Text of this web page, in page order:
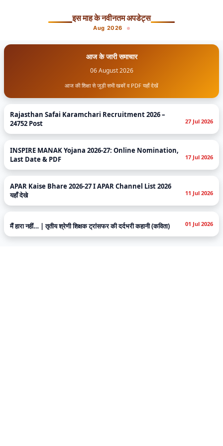
इस माह के नवीनतम अपडेट्स
Aug 2026
आज के जारी समाचार
06 August 2026
आज की शिक्षा से जुड़ी सभी खबरें व PDF यहाँ देखें
Rajasthan Safai Karamchari Recruitment 2026 –
24752 Post
27 Jul 2026
INSPIRE MANAK Yojana 2026-27: Online Nomination,
Last Date & PDF
17 Jul 2026
APAR Kaise Bhare 2026-27 I APAR Channel List 2026
यहाँ देखे
11 Jul 2026
मैं हारा नहीं… | तृतीय श्रेणी शिक्षक ट्रांसफर की दर्दभरी कहानी (कविता) 01 Jul 2026